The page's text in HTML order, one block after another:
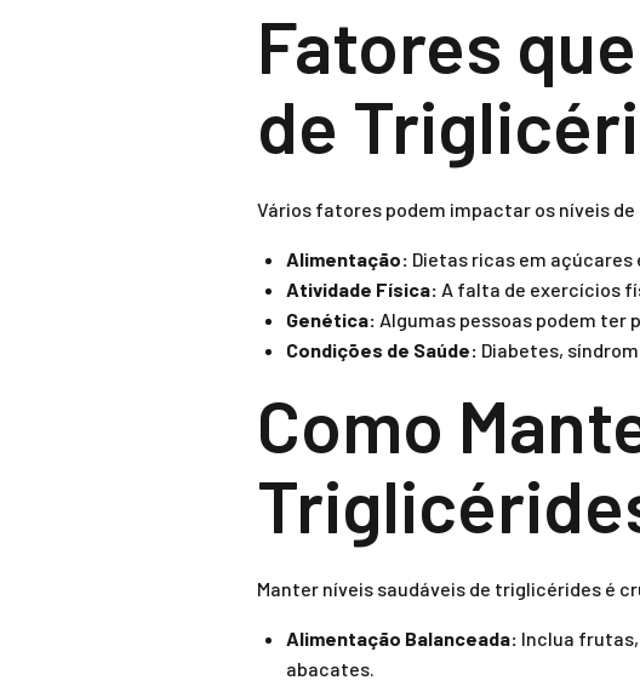
Fatores
de
Vários fatores podem impactar os níveis
Alimentação: Dietas ricas em
Atividade Física: A falta de exercícios
Genética: Algumas pessoas podem ter
Condições de Saúde: Diabetes,
Como
Manter níveis saudáveis de triglicérides é
Alimentação Balanceada: Inclua
abacates.